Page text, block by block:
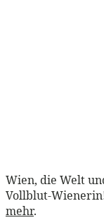
Wien, die Welt
Vollblut-
mehr.